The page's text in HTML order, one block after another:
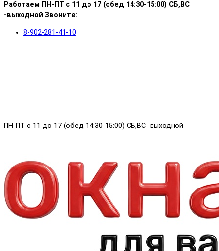
Работаем ПН-ПТ с 11 до 17 (обед 14:30-15:00) СБ,ВС
-выходной Звоните:
8-902-281-41-10
ПН-ПТ с 11 до 17 (обед 14:30-15:00) СБ,ВС -выходной